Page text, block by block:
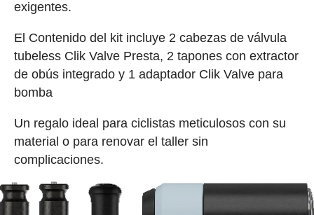
exigentes.
El Contenido del kit incluye 2 cabezas de válvula
tubeless Clik Valve Presta, 2 tapones con extractor
de obús integrado y 1 adaptador Clik Valve para
bomba
Un regalo ideal para ciclistas meticulosos con su
material o para renovar el taller sin
complicaciones.